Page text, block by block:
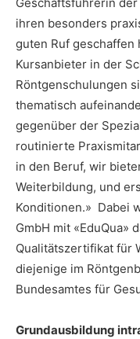
Geschäftsführerin
ihren besonders
guten Ruf geschaffen
Kursanbieter in der
Röntgenschulungen
thematisch
gegenüber der
routinierte
in den Beruf, wir
Weiterbildung, und
Konditionen.» Dabei
GmbH mit «EduQua»
Qualitätszertifikat für
diejenige im
Bundesamtes für
Grundausbildung